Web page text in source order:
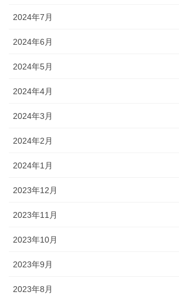
2024年7月
2024年6月
2024年5月
2024年4月
2024年3月
2024年2月
2024年1月
2023年12月
2023年11月
2023年10月
2023年9月
2023年8月